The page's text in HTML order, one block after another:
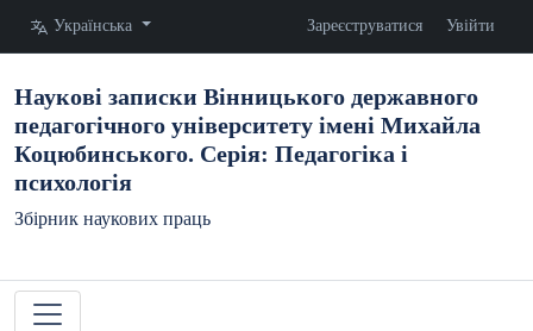
Змінити мову. Поточна мова:
Українська Зареєструватися Увійти
Наукові записки Вінницького державного
педагогічного університету імені Михайла
Коцюбинського. Серія: Педагогіка і
психологія
Збірник наукових праць